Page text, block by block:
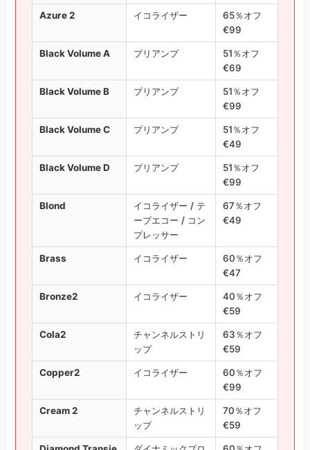
Azure 2 イコライザー
65％オフ
€99
Black Volume A プリアンプ
51％オフ
€69
Black Volume B プリアンプ
51％オフ
€99
Black Volume C プリアンプ
51％オフ
€49
Black Volume D プリアンプ
51％オフ
€99
Blond
イコライザー / テ
ープエコー / コン
プレッサー
67％オフ
€49
Brass イコライザー
60％オフ
€47
Bronze2 イコライザー
40％オフ
€59
Cola2
チャンネルストリ
ップ
63％オフ
€59
Copper2 イコライザー
60％オフ
€99
Cream 2
チャンネルストリ
ップ
70％オフ
€59